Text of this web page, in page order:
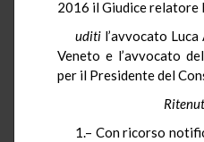
2016 il Giudice relatore
uditi l’avvocato
Veneto e l’avvocato
per il Presidente del
1.– Con ricorso